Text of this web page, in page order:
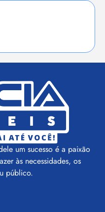
um sucesso é a paixão
às necessidades, os
público.